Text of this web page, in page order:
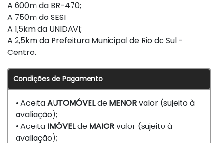
A 600m da BR-470;
A 750m do SESI
A 1,5km da UNIDAVI;
A 2,5km da Prefeitura Municipal de Rio do Sul -
Centro.
Condições de Pagamento
• AceitaAUTOMÓVELde MENORvalor (sujeito à
avaliação);
• Aceita IMÓVELde MAIORvalor (sujeito à
avaliação);